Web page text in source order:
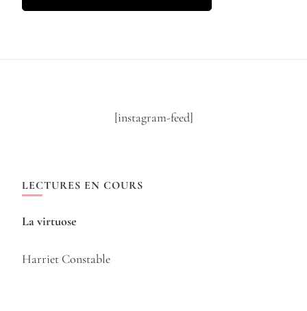
[instagram-feed]
LECTURES EN COURS
La virtuose
Harriet Constable